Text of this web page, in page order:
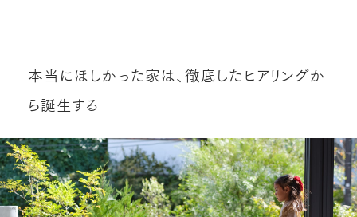
本当にほしかった家は、徹底したヒアリングか
ら誕生する